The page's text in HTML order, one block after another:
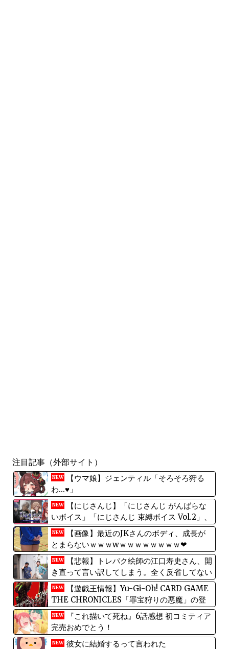
注目記事（外部サイト）
NEW
【ウマ娘】ジェンティル「そろそろ狩る
わ...♥」
NEW
【にじさんじ】「にじさんじ がんばらな
いボイス」「にじさんじ 束縛ボイス Vol.2」、
「ボイスビジュアルカード」2026年8月14日
(金)12時より販売決定！
NEW
【画像】最近のJKさんのボディ、成長が
とまらないｗｗｗwｗｗｗｗｗｗｗｗ❤
NEW
【悲報】トレパク絵師の江口寿史さん、開
き直って言い訳してしまう。全く反省してない
と話題に
NEW
【遊戯王情報】Yu-Gi-Oh! CARD GAME
THE CHRONICLES「罪宝狩りの悪魔」の登
場キャラクターから「黒魔女ディアベルスタ
ー」役の瀬戸麻沙美 さんによる キャストコメ
ント公開！
NEW
『これ描いて死ね』6話感想 初コミティア
完売おめでとう！
NEW 彼女に結婚するって言われた